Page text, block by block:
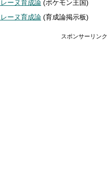
ーヌ育成論 (ポケモン王国)
ーヌ育成論 (育成論掲示板)
スポンサーリンク